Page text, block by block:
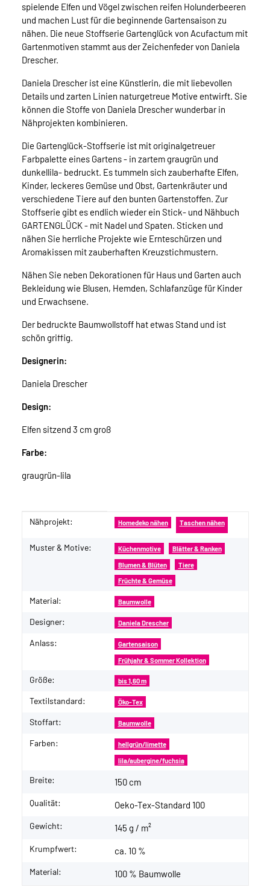
spielende Elfen und Vögel zwischen reifen Holunderbeeren
und machen Lust für die beginnende Gartensaison zu
nähen. Die neue Stoffserie Gartenglück von Acufactum mit
Gartenmotiven stammt aus der Zeichenfeder von Daniela
Drescher.
Daniela Drescher ist eine Künstlerin, die mit liebevollen
Details und zarten Linien naturgetreue Motive entwirft. Sie
können die Stoffe von Daniela Drescher wunderbar in
Nähprojekten kombinieren.
Die Gartenglück-Stoffserie ist mit originalgetreuer
Farbpalette eines Gartens - in zartem graugrün und
dunkellila- bedruckt. Es tummeln sich zauberhafte Elfen,
Kinder, leckeres Gemüse und Obst, Gartenkräuter und
verschiedene Tiere auf den bunten Gartenstoffen. Zur
Stoffserie gibt es endlich wieder ein Stick- und Nähbuch
GARTENGLÜCK - mit Nadel und Spaten. Sticken und
nähen Sie herrliche Projekte wie Ernteschürzen und
Aromakissen mit zauberhaften Kreuzstichmustern.
Nähen Sie neben Dekorationen für Haus und Garten auch
Bekleidung wie Blusen, Hemden, Schlafanzüge für Kinder
und Erwachsene.
Der bedruckte Baumwollstoff hat etwas Stand und ist
schön griffig.
Designerin:
Daniela Drescher
Design:
Elfen sitzend 3 cm groß
Farbe:
graugrün-lila
Produkteigenschaft
Wert
Nähprojekt: Homedeko nähen Taschen nähen
Muster & Motive: Küchenmotive Blätter & Ranken
Blumen & Blüten Tiere
Früchte & Gemüse
Material: Baumwolle
Designer: Daniela Drescher
Anlass: Gartensaison
Frühjahr & Sommer Kollektion
Größe: bis 1,60 m
Textilstandard: Öko-Tex
Stoffart: Baumwolle
Farben: hellgrün/limette
lila/aubergine/fuchsia
Breite: 150 cm
Qualität: Oeko-Tex-Standard 100
Gewicht: 145 g / m²
Krumpfwert: ca. 10 %
Material: 100 % Baumwolle